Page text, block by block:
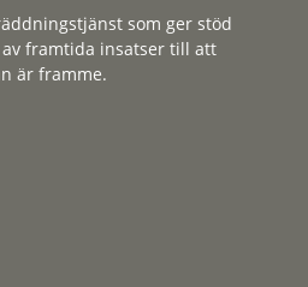
som ger stöd
framtida insatser till att
är framme.